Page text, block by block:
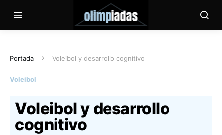
Portada Voleibol y desarrollo cognitivo
Voleibol
Voleibol y desarrollo
cognitivo